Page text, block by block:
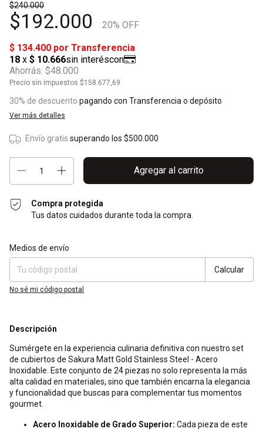
$240.000
$192.000 20% OFF
Ahorrás: $48.000
Precio sin impuestos $158.677,69
30% de descuento pagando con Transferencia o depósito
Ver más detalles
Envío gratis superando los $500.000
Compra protegida
Tus datos cuidados durante toda la compra.
Entregas para el CP:
Medios de envío
Calcular
No sé mi código postal
Descripción
Sumérgete en la experiencia culinaria definitiva con nuestro set
de cubiertos de Sakura Matt Gold Stainless Steel - Acero
Inoxidable. Este conjunto de 24 piezas no solo representa la más
alta calidad en materiales, sino que también encarna la elegancia
y funcionalidad que buscas para complementar tus momentos
gourmet.
Acero Inoxidable de Grado Superior: Cada pieza de este